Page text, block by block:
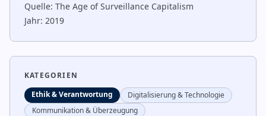
Quelle: The Age of Surveillance Capitalism
Jahr: 2019
KATEGORIEN
Ethik & Verantwortung
Digitalisierung & Technologie
Kommunikation & Überzeugung